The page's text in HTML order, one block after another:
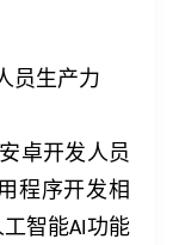
员生产力
卓开发人员
程序开发相
智能AI功能